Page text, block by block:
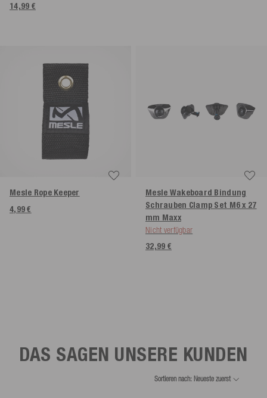
14,99 €
Mesle Rope Keeper
4,99 €
Mesle Wakeboard Bindung
Schrauben Clamp Set M6 x 27
mm Maxx
Nicht verfügbar
32,99 €
DAS SAGEN UNSERE KUNDEN
Sortieren nach: Neueste zuerst